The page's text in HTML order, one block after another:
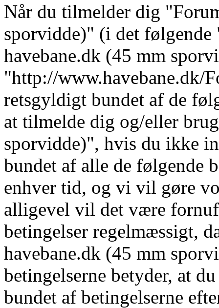
Når du tilmelder dig
sporvidde)" (i det
havebane.dk (45 mm
"http://
retsgyldigt bundet af de
at tilmelde dig og/eller
sporvidde)", hvis du ikke
bundet af alle de følgende
enhver tid, og vi vil gøre
alligevel vil det være
betingelser regelmæssigt,
havebane.dk (45 mm
betingelserne betyder, at
bundet af betingelserne